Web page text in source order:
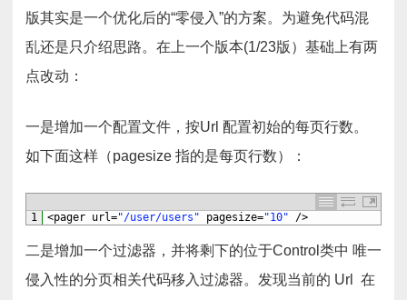
版其实是一个优化后的“零侵入”的方案。为避免代码混
乱还是只介绍思路。在上一个版本(1/23版）基础上有两
点改动：
一是增加一个配置文件，按Url 配置初始的每页行数。
如下面这样（pagesize 指的是每页行数）：
1 <pager url="/user/users" pagesize="10" />
二是增加一个过滤器，并将剩下的位于Control类中 唯一
侵入性的分页相关代码移入过滤器。发现当前的 Url 在